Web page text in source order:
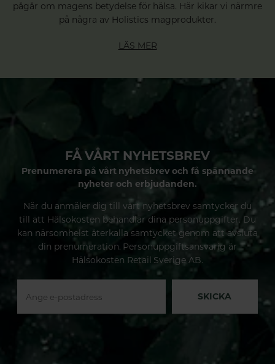
pågår om magens betydelse för hälsa. Här kikar vi närmre
på några av Holistics magprodukter.
LÄS MER
FÅ VÅRT NYHETSBREV
Prenumerera på vårt nyhetsbrev och få spännande
nyheter och erbjudanden.
När du anmäler dig till vårt nyhetsbrev samtycker du
till att Hälsokosten behandlar dina personuppgifter. Du
kan närsomhelst återkalla samtycket genom att avsluta
din prenumeration. Personuppgiftsansvarig är
Hälsokosten Retail Sverige AB.
SKICKA